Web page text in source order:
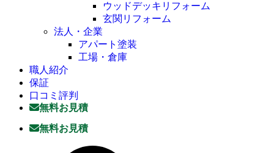
ウッドデッキリフォーム
玄関リフォーム
法人・企業
アパート塗装
工場・倉庫
職人紹介
保証
口コミ評判
無料お見積
無料お見積